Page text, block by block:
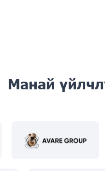
Манай